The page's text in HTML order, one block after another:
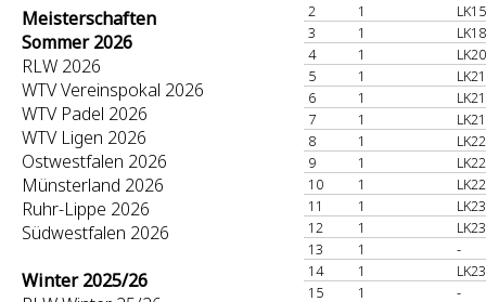
Meisterschaften
Sommer 2026
RLW 2026
WTV Vereinspokal 2026
WTV Padel 2026
WTV Ligen 2026
Ostwestfalen 2026
Münsterland 2026
Ruhr-Lippe 2026
Südwestfalen 2026
Winter 2025/26
2
1
3
1
4
1
5
1
6
1
7
1
8
1
9
1
10
1
11
1
12
1
13
1
-
14
1
15
1
-